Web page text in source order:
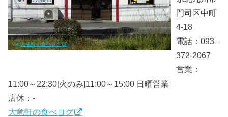
via.大竜軒｜食べログ
門司区中町
4-18
電話：093-
372-2067
営業：
11:00～22:30[火のみ]11:00～15:00 日曜営業
店休：-
大竜軒の食べログ